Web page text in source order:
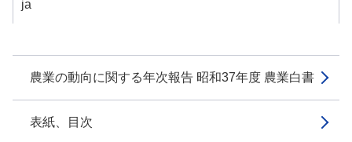
農業の動向に関する年次報告 昭和37年度 農業白書
表紙、目次
ja